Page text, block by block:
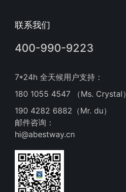
联系我们
400-990-9223
7*24h 全天候用户支持：
180 1055 4547 （Ms. Crystal）
190 4282 6882（Mr. du）
邮件咨询：
hi@abestway.cn